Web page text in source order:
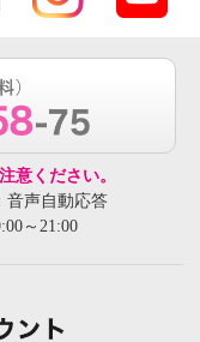
意ください。
音声自動応答
～21:00